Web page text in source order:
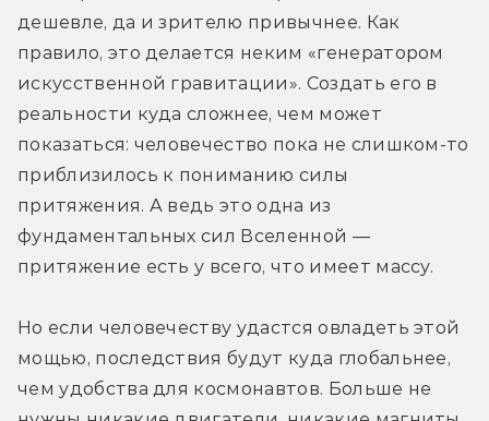
дешевле, да и зрителю привычнее. Как
правило, это делается неким «генератором
искусственной гравитации». Создать его в
реальности куда сложнее, чем может
показаться: человечество пока не слишком-то
приблизилось к пониманию силы
притяжения. А ведь это одна из
фундаментальных сил Вселенной —
притяжение есть у всего, что имеет массу.
Но если человечеству удастся овладеть этой
мощью, последствия будут куда глобальнее,
чем удобства для космонавтов. Больше не